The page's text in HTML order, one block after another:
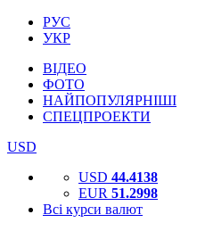
РУС
УКР
ВІДЕО
ФОТО
НАЙПОПУЛЯРНІШІ
СПЕЦПРОЕКТИ
USD
USD 44.4138
EUR 51.2998
Всі курси валют